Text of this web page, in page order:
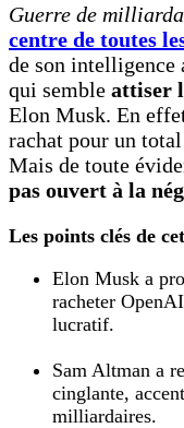
Guerre de
centre de toutes
de son
qui semble attiser
Elon Musk. En
rachat pour un
Mais de toute
pas ouvert à la
Les points clés de
Elon Musk a
racheter
lucratif.
Sam Altman a
cinglante,
milliardaires.